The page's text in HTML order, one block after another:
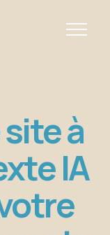
à
IA